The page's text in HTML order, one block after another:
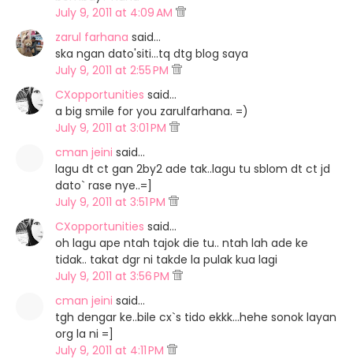
July 9, 2011 at 4:09 AM
zarul farhana said…
ska ngan dato'siti...tq dtg blog saya
July 9, 2011 at 2:55 PM
CXopportunities said…
a big smile for you zarulfarhana. =)
July 9, 2011 at 3:01 PM
cman jeini said…
lagu dt ct gan 2by2 ade tak..lagu tu sblom dt ct jd
dato` rase nye..=]
July 9, 2011 at 3:51 PM
CXopportunities said…
oh lagu ape ntah tajok die tu.. ntah lah ade ke
tidak.. takat dgr ni takde la pulak kua lagi
July 9, 2011 at 3:56 PM
cman jeini said…
tgh dengar ke..bile cx`s tido ekkk...hehe sonok layan
org la ni =]
July 9, 2011 at 4:11 PM